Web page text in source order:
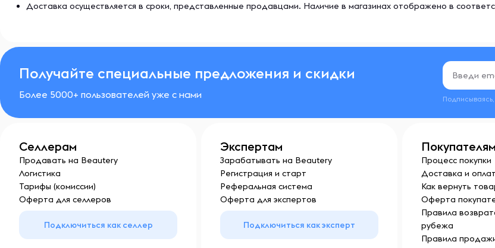
Доставка осуществляется в сроки, представленные продавцами. Наличие в магазинах отображено в
Получайте специальные предложения и скидки
Более 5000+ пользователей уже с нами
Селлерам
Продавать на Beautery
Логистика
Тарифы (комиссии)
Оферта для селлеров
Подключиться как селлер
Экспертам
Зарабатывать на Beautery
Регистрация и старт
Реферальная система
Оферта для экспертов
Подключиться как эксперт
Покупателям
Процесс покупки
Доставка и
Как вернуть
Оферта
Правила
рубежа
Правила